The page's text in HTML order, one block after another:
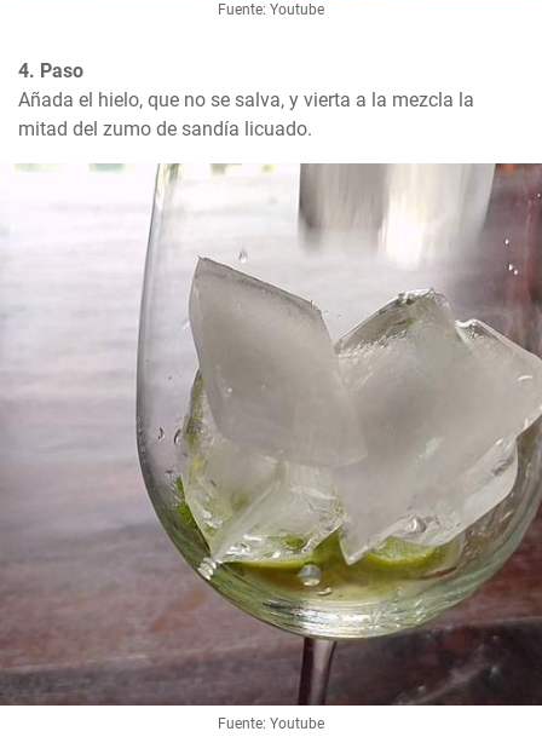
Fuente: Youtube
4. Paso
Añada el hielo, que no se salva, y vierta a la mezcla la
mitad del zumo de sandía licuado.
Fuente: Youtube